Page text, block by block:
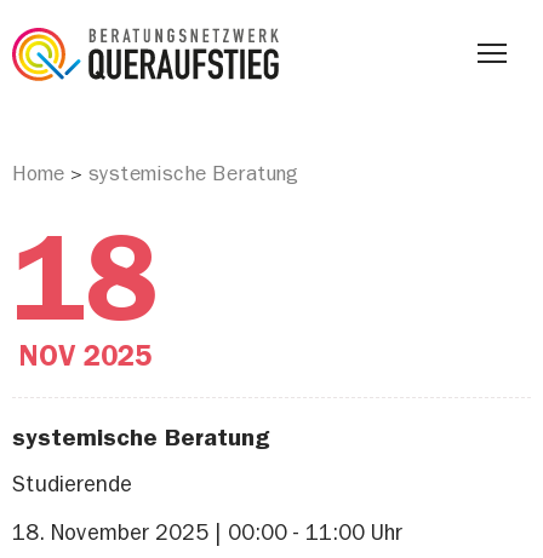
Home > systemische Beratung
18
NOV 2025
systemische Beratung
Studierende
18. November 2025 | 00:00 - 11:00 Uhr